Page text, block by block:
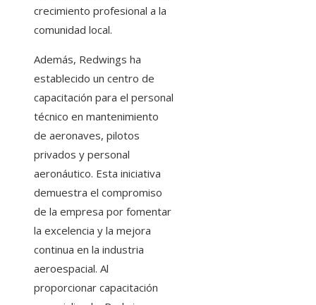
crecimiento profesional a la
comunidad local.
Además, Redwings ha
establecido un centro de
capacitación para el personal
técnico en mantenimiento
de aeronaves, pilotos
privados y personal
aeronáutico. Esta iniciativa
demuestra el compromiso
de la empresa por fomentar
la excelencia y la mejora
continua en la industria
aeroespacial. Al
proporcionar capacitación